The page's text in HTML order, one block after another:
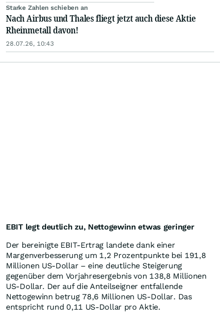
Starke Zahlen schieben an
Nach Airbus und Thales fliegt jetzt auch diese Aktie
Rheinmetall davon!
28.07.26, 10:43
EBIT legt deutlich zu, Nettogewinn etwas geringer
Der bereinigte EBIT-Ertrag landete dank einer
Margenverbesserung um 1,2 Prozentpunkte bei 191,8
Millionen US-Dollar – eine deutliche Steigerung
gegenüber dem Vorjahresergebnis von 138,8 Millionen
US-Dollar. Der auf die Anteilseigner entfallende
Nettogewinn betrug 78,6 Millionen US-Dollar. Das
entspricht rund 0,11 US-Dollar pro Aktie.